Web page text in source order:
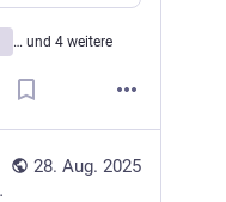
… und 4 weitere
28. Aug. 2025